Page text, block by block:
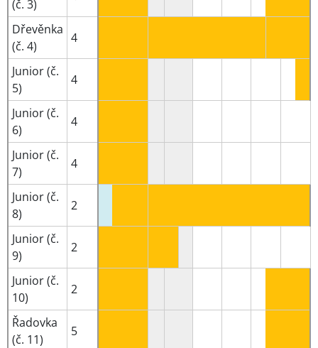
(č. 3)
Dřevěnka
(č. 4)
4
Junior (č.
5)
4
Junior (č.
6)
4
Junior (č.
7)
4
Junior (č.
8)
2
Junior (č.
9)
2
Junior (č.
10)
2
Řadovka
(č. 11)
5